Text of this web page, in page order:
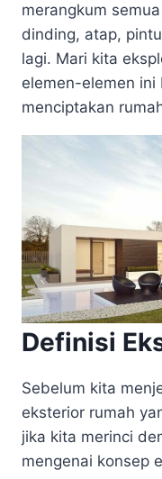
merangkum
dinding, atap,
lagi. Mari kita
elemen-elemen
menciptakan
Definisi
Sebelum kita
eksterior rumah
jika kita merinci
mengenai konsep